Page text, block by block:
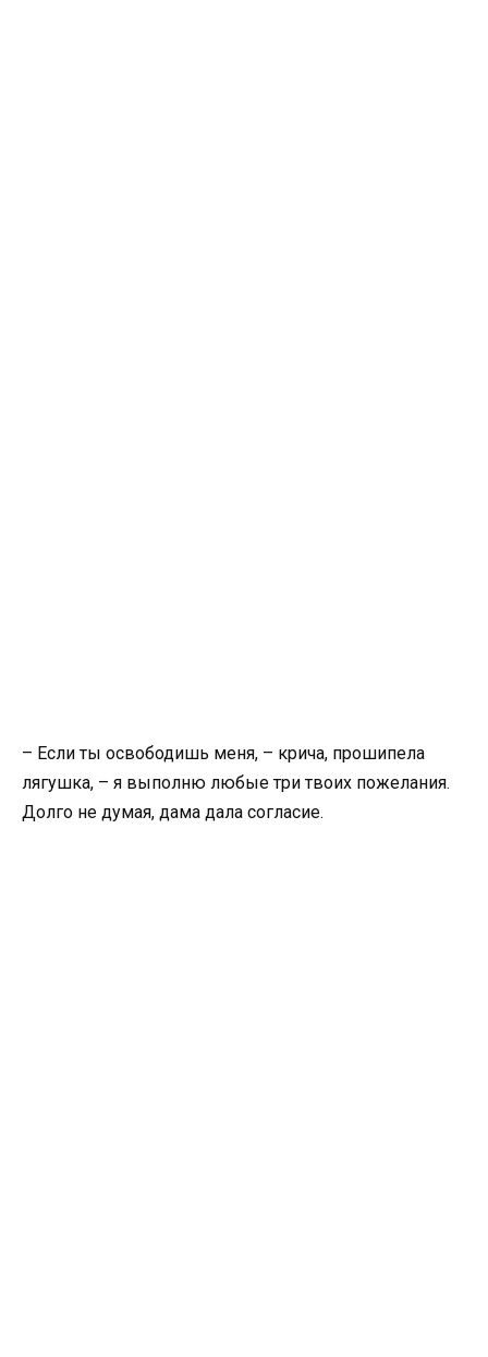
– Если ты освободишь меня, – крича, прошипела
лягушка, – я выполню любые три твоих пожелания.
Долго не думая, дама дала согласие.